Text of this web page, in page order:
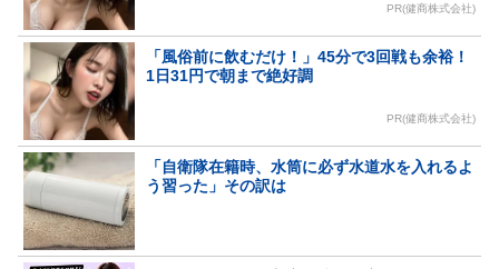
PR(健商株式会社)
「風俗前に飲むだけ！」45分で3回戦も余裕！
1日31円で朝まで絶好調
PR(健商株式会社)
「自衛隊在籍時、水筒に必ず水道水を入れるよ
う習った」その訳は